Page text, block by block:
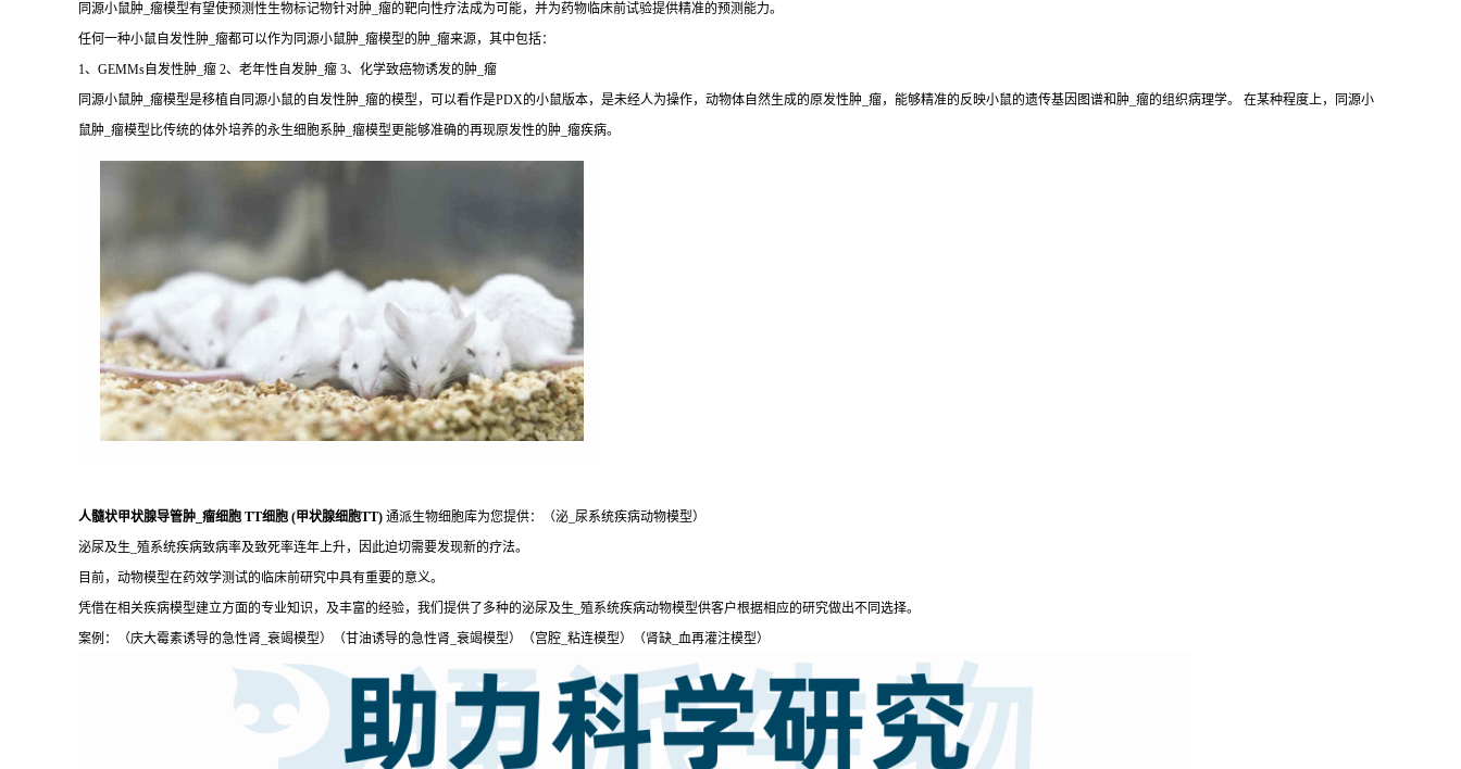
同源小鼠肿_瘤模型有望使预测性生物标记物针对肿_瘤的靶向性疗法成为可能，并为药物临床前试验提供精准的预测能力。
任何一种小鼠自发性肿_瘤都可以作为同源小鼠肿_瘤模型的肿_瘤来源，其中包括：
1、GEMMs自发性肿_瘤 2、老年性自发肿_瘤 3、化学致癌物诱发的肿_瘤
同源小鼠肿_瘤模型是移植自同源小鼠的自发性肿_瘤的模型，可以看作是PDX的小鼠版本，是未经人为操作，动物体自然生成的原发性肿_瘤，能够精准的反映小鼠的遗传基因图谱和肿_瘤的组织病理学。 在某种程度上，同源小
鼠肿_瘤模型比传统的体外培养的永生细胞系肿_瘤模型更能够准确的再现原发性的肿_瘤疾病。
人髓状甲状腺导管肿_瘤细胞 TT细胞 (甲状腺细胞TT) 通派生物细胞库为您提供：（泌_尿系统疾病动物模型）
泌尿及生_殖系统疾病致病率及致死率连年上升，因此迫切需要发现新的疗法。
目前，动物模型在药效学测试的临床前研究中具有重要的意义。
凭借在相关疾病模型建立方面的专业知识，及丰富的经验，我们提供了多种的泌尿及生_殖系统疾病动物模型供客户根据相应的研究做出不同选择。
案例：（庆大霉素诱导的急性肾_衰竭模型）（甘油诱导的急性肾_衰竭模型）（宫腔_粘连模型）（肾缺_血再灌注模型）